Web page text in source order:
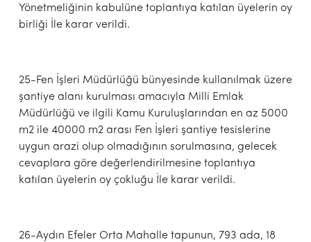
Yönetmeliğinin kabulüne toplantıya katılan üyelerin oy
birliği İle karar verildi.
25-Fen İşleri Müdürlüğü bünyesinde kullanılmak üzere
şantiye alanı kurulması amacıyla Milli Emlak
Müdürlüğü ve ilgili Kamu Kuruluşlarından en az 5000
m2 ile 40000 m2 arası Fen İşleri şantiye tesislerine
uygun arazi olup olmadığının sorulmasına, gelecek
cevaplara göre değerlendirilmesine toplantıya
katılan üyelerin oy çokluğu İle karar verildi.
26-Aydın Efeler Orta Mahalle tapunun, 793 ada, 18